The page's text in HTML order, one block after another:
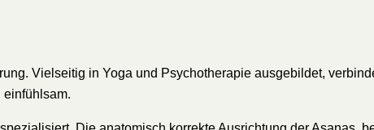
Vielseitig in Yoga und Psychotherapie ausgebildet,
einfühlsam.